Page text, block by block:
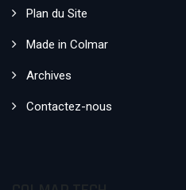
Plan du Site
Made in Colmar
Archives
Contactez-nous